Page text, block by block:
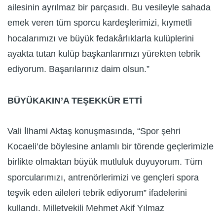
ailesinin ayrılmaz bir parçasıdı. Bu vesileyle sahada
emek veren tüm sporcu kardeşlerimizi, kıymetli
hocalarımızı ve büyük fedakârlıklarla kulüplerini
ayakta tutan kulüp başkanlarımızı yürekten tebrik
ediyorum. Başarılarınız daim olsun.”
BÜYÜKAKIN’A TEŞEKKÜR ETTİ
Vali İlhami Aktaş konuşmasında, “Spor şehri
Kocaeli’de böylesine anlamlı bir törende geçlerimizle
birlikte olmaktan büyük mutluluk duyuyorum. Tüm
sporcularımızı, antrenörlerimizi ve gençleri spora
teşvik eden aileleri tebrik ediyorum” ifadelerini
kullandı. Milletvekili Mehmet Akif Yılmaz